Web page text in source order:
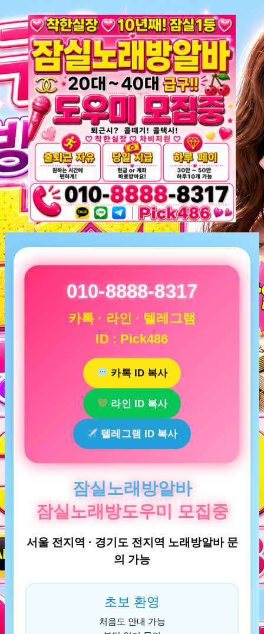
010-8888-8317
카톡 · 라인 · 텔레그램
ID : Pick486
카톡 ID 복사
라인 ID 복사
텔레그램 ID 복사
잠실노래방알바
잠실노래방도우미 모집중
서울 전지역 · 경기도 전지역 노래방알바 문
의 가능
초보 환영
처음도 안내 가능